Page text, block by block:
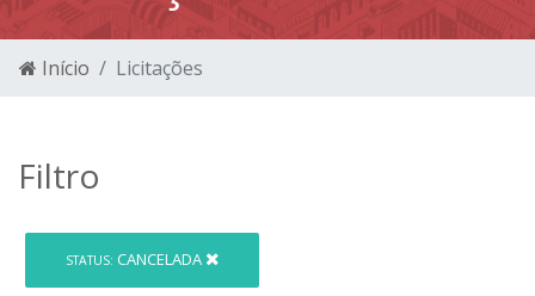
Início Licitações
Filtro
STATUS: CANCELADA